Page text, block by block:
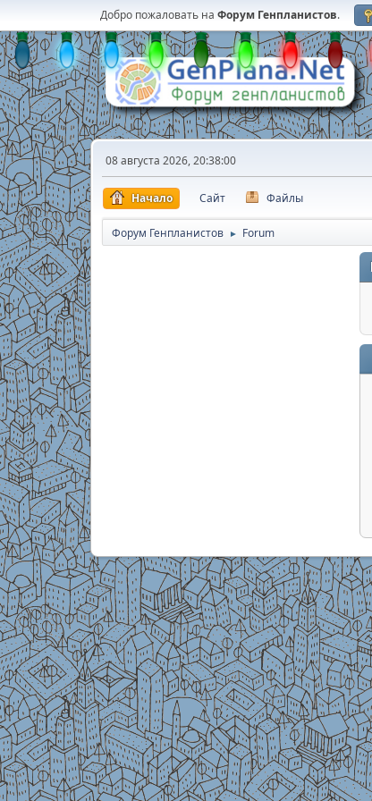
Добро пожаловать на Форум Генпланистов.
08 августа 2026, 20:38:00
Начало Сайт Файлы
Форум Генпланистов ► Forum